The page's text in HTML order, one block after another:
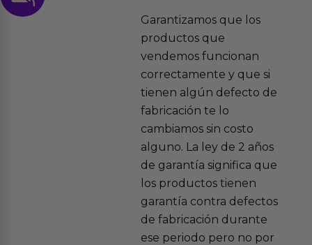
Garantizamos que los
productos que
vendemos funcionan
correctamente y que si
tienen algún defecto de
fabricación te lo
cambiamos sin costo
alguno. La ley de 2 años
de garantía significa que
los productos tienen
garantía contra defectos
de fabricación durante
ese periodo pero no por